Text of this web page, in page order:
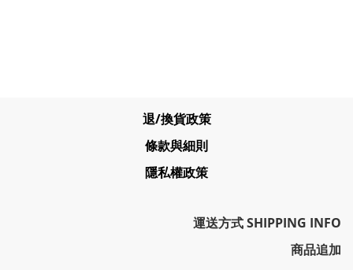
退/換貨政策
條款與細則
隱私權政策
運送方式 SHIPPING INFO
商品追加